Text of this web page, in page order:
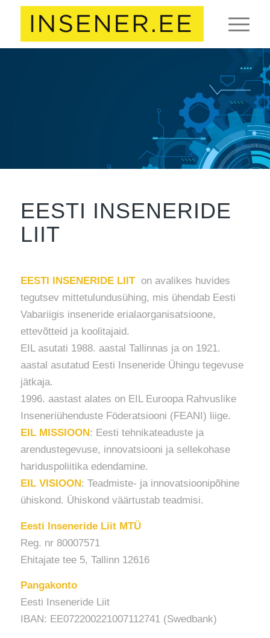
EESTI INSENERIDE
LIIT
EESTI INSENERIDE LIITon avalikes huvides
tegutsev mittetulundusühing, mis ühendab Eesti
Vabariigis inseneride erialaorganisatsioone,
ettevõtteid ja koolitajaid.
EIL asutati 1988. aastal Tallinnas ja on 1921.
aastal asutatud Eesti Inseneride Ühingu tegevuse
jätkaja.
1996. aastast alates on EIL Euroopa Rahvuslike
Inseneriühenduste Föderatsiooni (FEANI) liige.
EIL MISSIOON : Eesti tehnikateaduste ja
arendustegevuse, innovatsiooni ja sellekohase
hariduspoliitika edendamine.
EIL VISIOON : Teadmiste- ja innovatsioonipõhine
ühiskond. Ühiskond väärtustab teadmisi.
Eesti Inseneride Liit MTÜ
Reg. nr 80007571
Ehitajate tee 5, Tallinn 12616
Pangakonto
Eesti Inseneride Liit
IBAN: EE072200221007112741 (Swedbank)